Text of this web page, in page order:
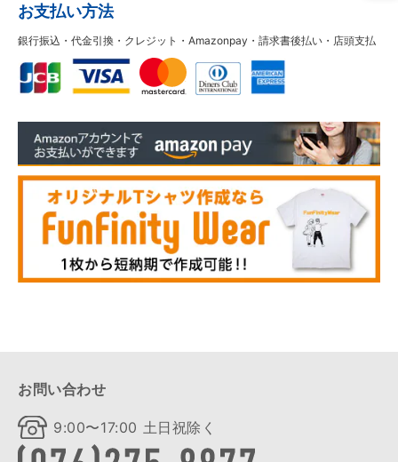
お支払い方法
銀行振込・代金引換・クレジット・Amazonpay・請求書後払い・店頭支払
お問い合わせ
9:00〜17:00 土日祝除く